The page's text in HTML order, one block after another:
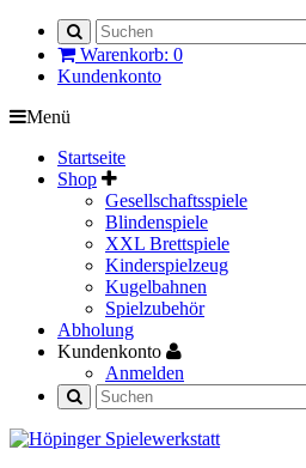
Warenkorb: 0
Kundenkonto
Menü
Startseite
Shop
Gesellschaftsspiele
Blindenspiele
XXL Brettspiele
Kinderspielzeug
Kugelbahnen
Spielzubehör
Abholung
Kundenkonto
Anmelden